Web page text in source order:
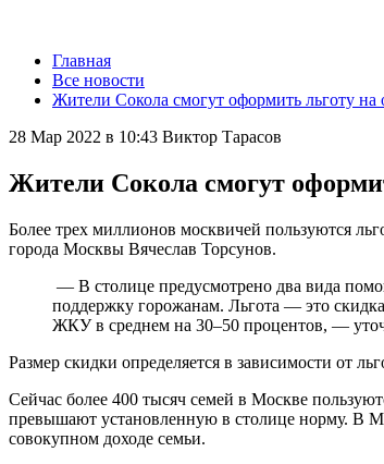
Главная
Все новости
Жители Сокола смогут оформить льготу на
28 Мар 2022 в 10:43 Виктор Тарасов
Жители Сокола смогут
Более трех миллионов москвичей пользуются
города Москвы Вячеслав Торсунов.
— В столице предусмотрено два вида
поддержку горожанам. Льгота — это скидка
ЖКУ в среднем на 30–50 процентов, —
Размер скидки определяется в зависимости от
Сейчас более 400 тысяч семей в Москве
превышают установленную в столице норму. В
совокупном доходе семьи.